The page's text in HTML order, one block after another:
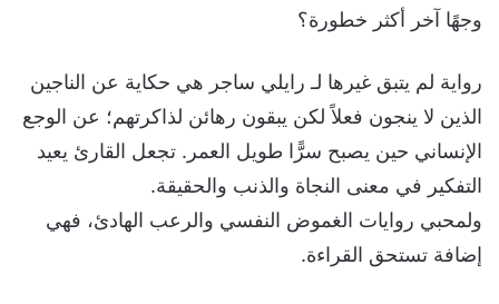
وجهًا آخر أكثر خطورة؟
رواية لم يتبق غيرها لـ رايلي ساجر هي حكاية عن الناجين
الذين لا ينجون فعلاً لكن يبقون رهائن لذاكرتهم؛ عن الوجع
الإنساني حين يصبح سرًّا طويل العمر. تجعل القارئ يعيد
التفكير في معنى النجاة والذنب والحقيقة.
ولمحبي روايات الغموض النفسي والرعب الهادئ، فهي
إضافة تستحق القراءة.